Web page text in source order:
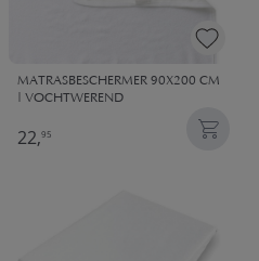
MATRASBESCHERMER 90X200 CM
| VOCHTWEREND
22,95